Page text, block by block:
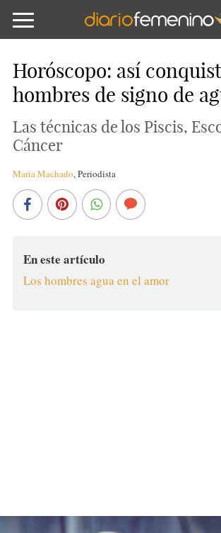
Horóscopo: así
hombres de signo de
Las técnicas de los Piscis,
Cáncer
María Machado,Periodista
En este artículo
Los hombres agua en el amor